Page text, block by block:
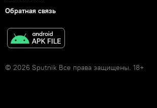
Обратная связь
© 2026 Sputnik Все права защищены. 18+